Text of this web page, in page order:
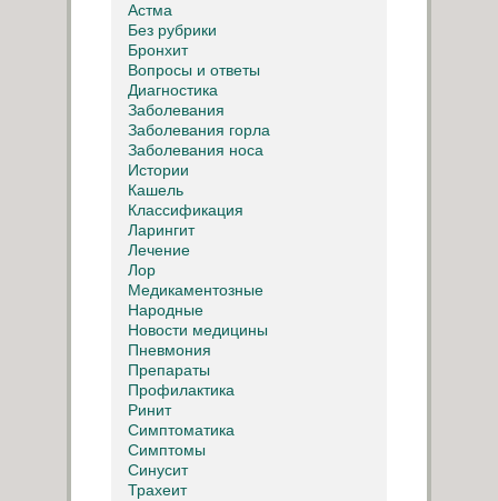
Астма
Без рубрики
Бронхит
Вопросы и ответы
Диагностика
Заболевания
Заболевания горла
Заболевания носа
Истории
Кашель
Классификация
Ларингит
Лечение
Лор
Медикаментозные
Народные
Новости медицины
Пневмония
Препараты
Профилактика
Ринит
Симптоматика
Симптомы
Синусит
Трахеит